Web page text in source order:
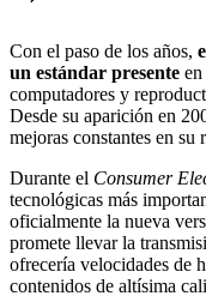
Con el paso de los años,
un estándar presente
computadores y
Desde su aparición en
mejoras constantes en
Durante el Consumer
tecnológicas más
oficialmente la nueva
promete llevar la
ofrecería velocidades de
contenidos de altísima